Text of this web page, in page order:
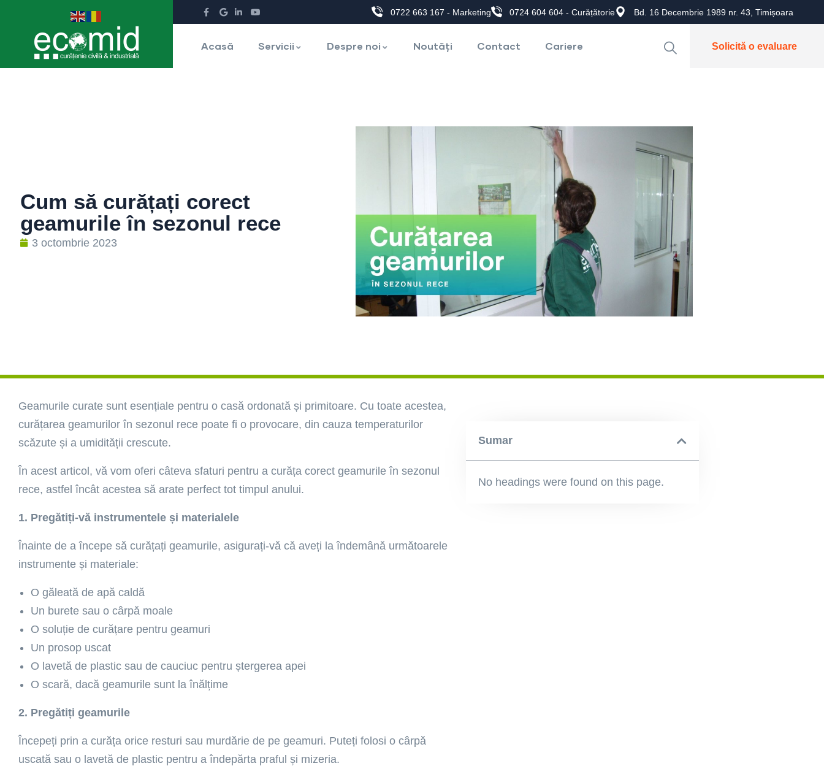
0722 663 167 - Marketing 0724 604 604 - Curățătorie Bd. 16 Decembrie 1989 nr. 43, Timișoara
Acasă Servicii Despre noi Noutăți Contact Cariere Solicită o evaluare
Cum să curățați corect
geamurile în sezonul rece
3 octombrie 2023
Geamurile curate sunt esențiale pentru o casă ordonată și primitoare. Cu toate acestea,
curățarea geamurilor în sezonul rece poate fi o provocare, din cauza temperaturilor
scăzute și a umidității crescute.
În acest articol, vă vom oferi câteva sfaturi pentru a curăța corect geamurile în sezonul
rece, astfel încât acestea să arate perfect tot timpul anului.
1. Pregătiți-vă instrumentele și materialele
Înainte de a începe să curățați geamurile, asigurați-vă că aveți la îndemână următoarele
instrumente și materiale:
O găleată de apă caldă
Un burete sau o cârpă moale
O soluție de curățare pentru geamuri
Un prosop uscat
O lavetă de plastic sau de cauciuc pentru ștergerea apei
O scară, dacă geamurile sunt la înălțime
2. Pregătiți geamurile
Începeți prin a curăța orice resturi sau murdărie de pe geamuri. Puteți folosi o cârpă
uscată sau o lavetă de plastic pentru a îndepărta praful și mizeria.
Sumar
No headings were found on this page.